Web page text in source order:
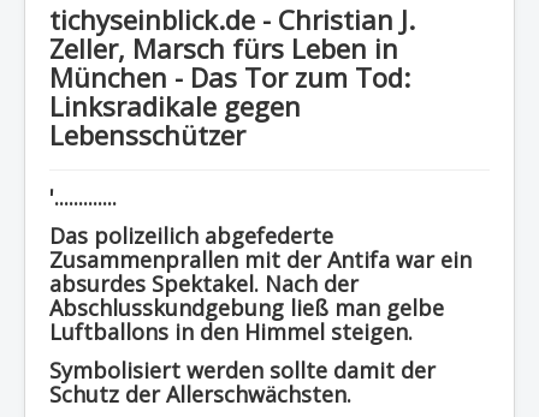
H A U P T M E N Ü
EUREGIO - Inhalte
KULTUR
Region - BBSifi
Verlag
tichyseinblick.de - Christian J.
Zeller, Marsch fürs Leben in
München - Das Tor zum Tod:
Linksradikale gegen
Lebensschützer
'.............
Das polizeilich abgefederte
Zusammenprallen mit der Antifa war ein
absurdes Spektakel. Nach der
Abschlusskundgebung ließ man gelbe
Luftballons in den Himmel steigen.
Symbolisiert werden sollte damit der
Schutz der Allerschwächsten.